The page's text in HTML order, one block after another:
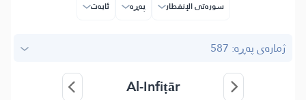
سوره‌تی الإنفطار پەڕە ئایه‌ت
ژمارەی پەڕە: 587
Al-Infiṭār